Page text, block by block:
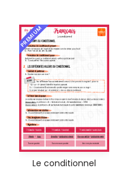
PREMIUM
Le conditionnel